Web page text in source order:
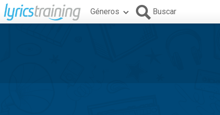
Géneros Buscar